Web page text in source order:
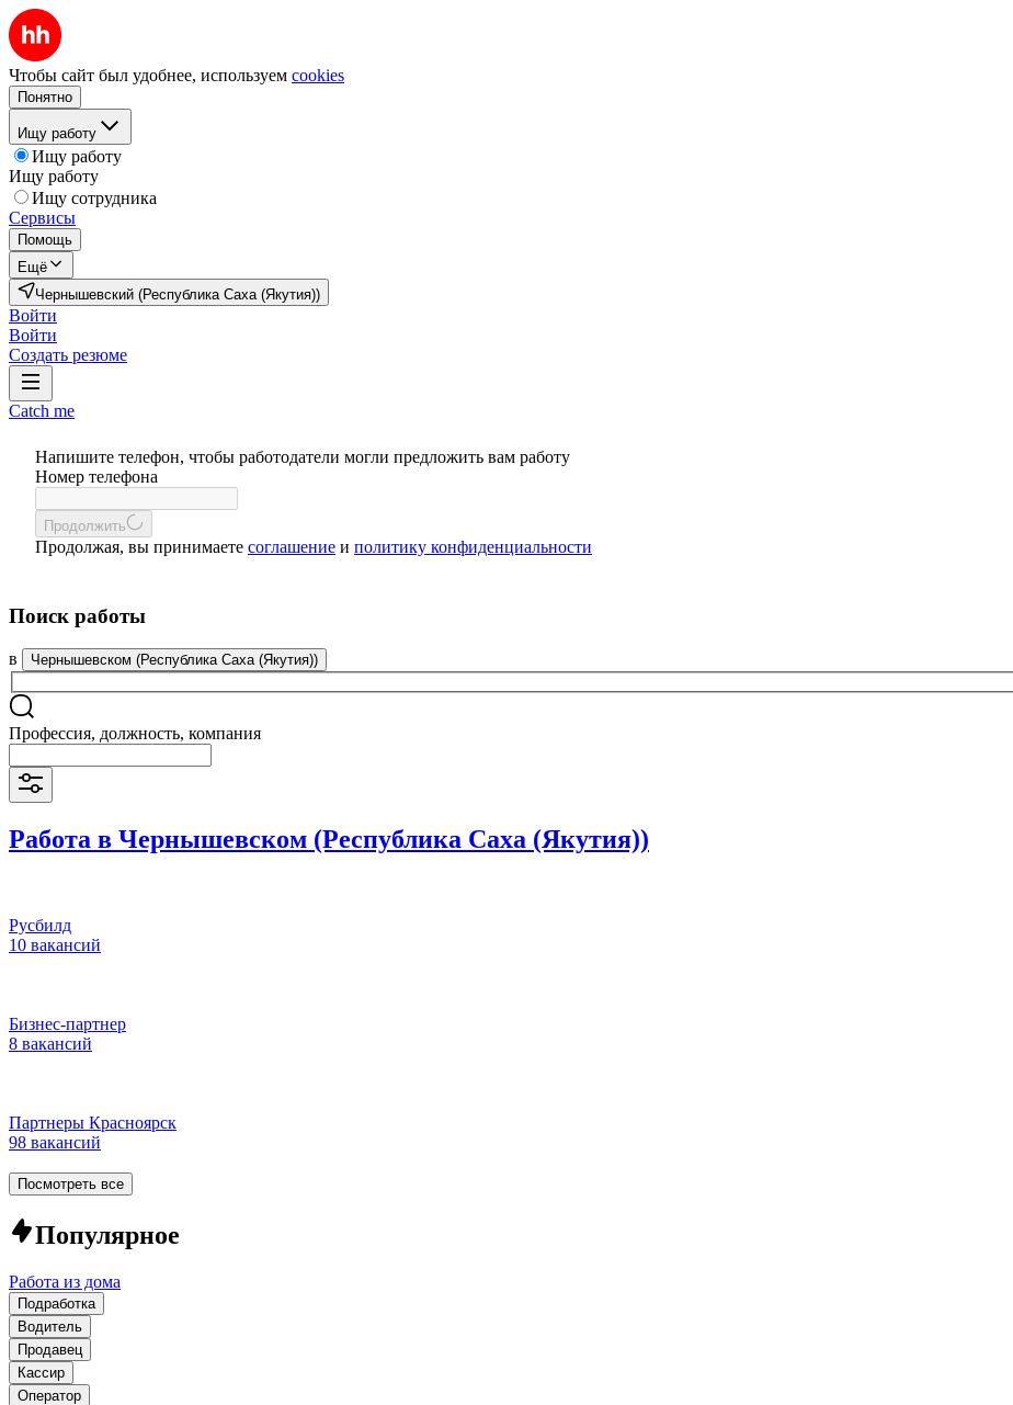
Чтобы сайт был удобнее, используем cookies
Понятно
Ищу работу
Ищу работу
Ищу работу
Ищу сотрудника
Сервисы
Помощь
Ещё
Чернышевский (Республика Саха (Якутия))
Войти
Войти
Создать резюме
Catch me
Напишите телефон, чтобы работодатели могли предложить вам работу
Номер телефона
Продолжить
Продолжая, вы принимаете соглашение и политику конфиденциальности
Поиск работы
в Чернышевском (Республика Саха (Якутия))
Профессия, должность, компания
Работа в Чернышевском (Республика Саха (Якутия))
Русбилд
10 вакансий
Бизнес-партнер
8 вакансий
Партнеры Красноярск
98 вакансий
Посмотреть все
Популярное
Работа из дома
Подработка
Водитель
Продавец
Кассир
Оператор